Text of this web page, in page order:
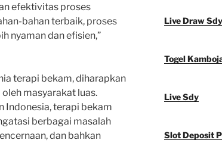
efektivitas proses
bahan terbaik, proses
nyaman dan efisien,”
terapi bekam, diharapkan
masyarakat luas.
Indonesia, terapi bekam
berbagai masalah
dan bahkan
Live Draw Sdy
Togel
Live Sdy
Slot Deposit